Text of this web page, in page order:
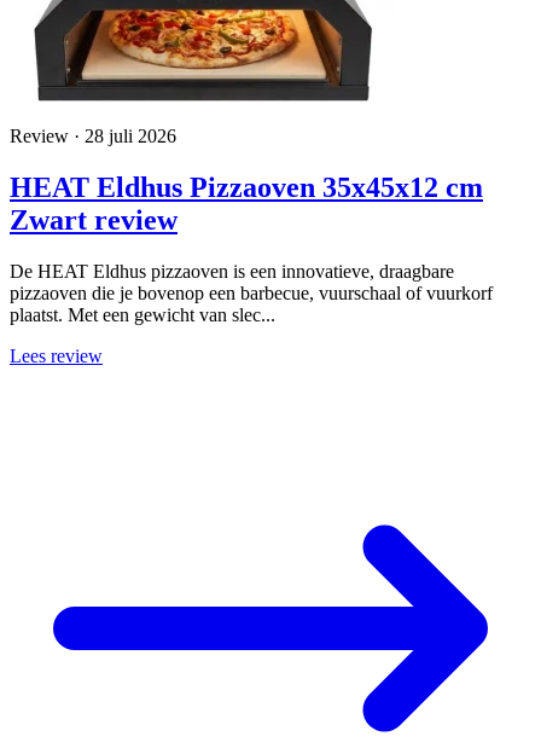
Review · 28 juli 2026
HEAT Eldhus Pizzaoven 35x45x12 cm
Zwart review
De HEAT Eldhus pizzaoven is een innovatieve, draagbare
pizzaoven die je bovenop een barbecue, vuurschaal of vuurkorf
plaatst. Met een gewicht van slec...
Lees review